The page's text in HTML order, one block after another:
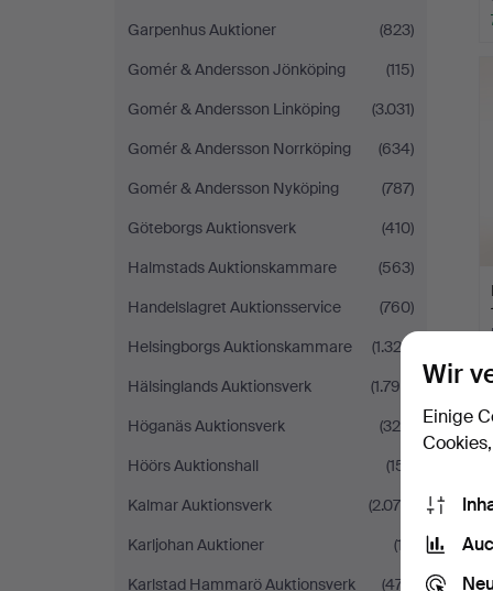
Garpenhus Auktioner
(823)
Gomér & Andersson Jönköping
(115)
Gomér & Andersson Linköping
(3.031)
Gomér & Andersson Norrköping
(634)
Gomér & Andersson Nyköping
(787)
Göteborgs Auktionsverk
(410)
Halmstads Auktionskammare
(563)
Handelslagret Auktionsservice
(760)
Helsingborgs Auktionskammare
(1.323)
Hälsinglands Auktionsverk
(1.790)
Höganäs Auktionsverk
(326)
Höörs Auktionshall
(151)
Kalmar Auktionsverk
(2.075)
Karljohan Auktioner
(17)
Karlstad Hammarö Auktionsverk
(477)
Wir
Einige